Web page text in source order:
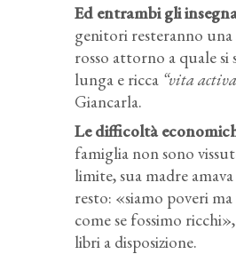
Ed entrambi gli
genitori resteranno una
rosso attorno a quale si
lunga e ricca “vita activa
Giancarla.
Le difficoltà
famiglia non sono
limite, sua madre
resto: «siamo poveri
come se fossimo
libri a disposizione.